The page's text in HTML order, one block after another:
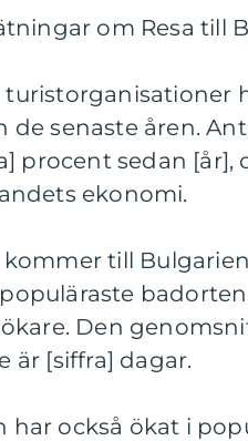
om Resa till
de senaste åren.
procent sedan
ekonomi.
kommer till
Den
är [siffra] dagar.
har också ökat i